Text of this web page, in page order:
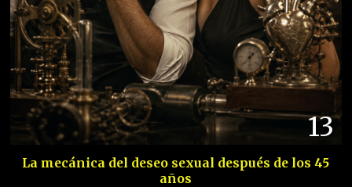
13
La mecánica del deseo sexual después de los 45
años